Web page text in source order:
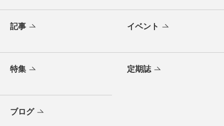
記事 イベント
特集 定期誌
ブログ